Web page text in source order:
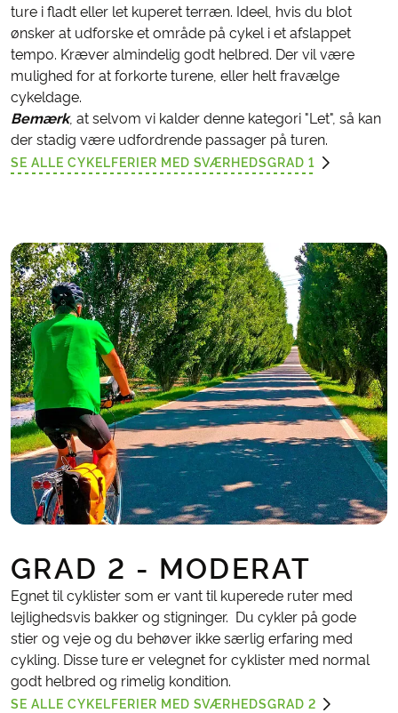
ture i fladt eller let kuperet terræn. Ideel, hvis du blot
ønsker at udforske et område på cykel i et afslappet
tempo. Kræver almindelig godt helbred. Der vil være
mulighed for at forkorte turene, eller helt fravælge
cykeldage.
Bemærk, at selvom vi kalder denne kategori "Let", så kan
der stadig være udfordrende passager på turen.
SE ALLE CYKELFERIER MED SVÆRHEDSGRAD 1
GRAD 2 - MODERAT
Egnet til cyklister som er vant til kuperede ruter med
lejlighedsvis bakker og stigninger. Du cykler på gode
stier og veje og du behøver ikke særlig erfaring med
cykling. Disse ture er velegnet for cyklister med normal
godt helbred og rimelig kondition.
SE ALLE CYKELFERIER MED SVÆRHEDSGRAD 2